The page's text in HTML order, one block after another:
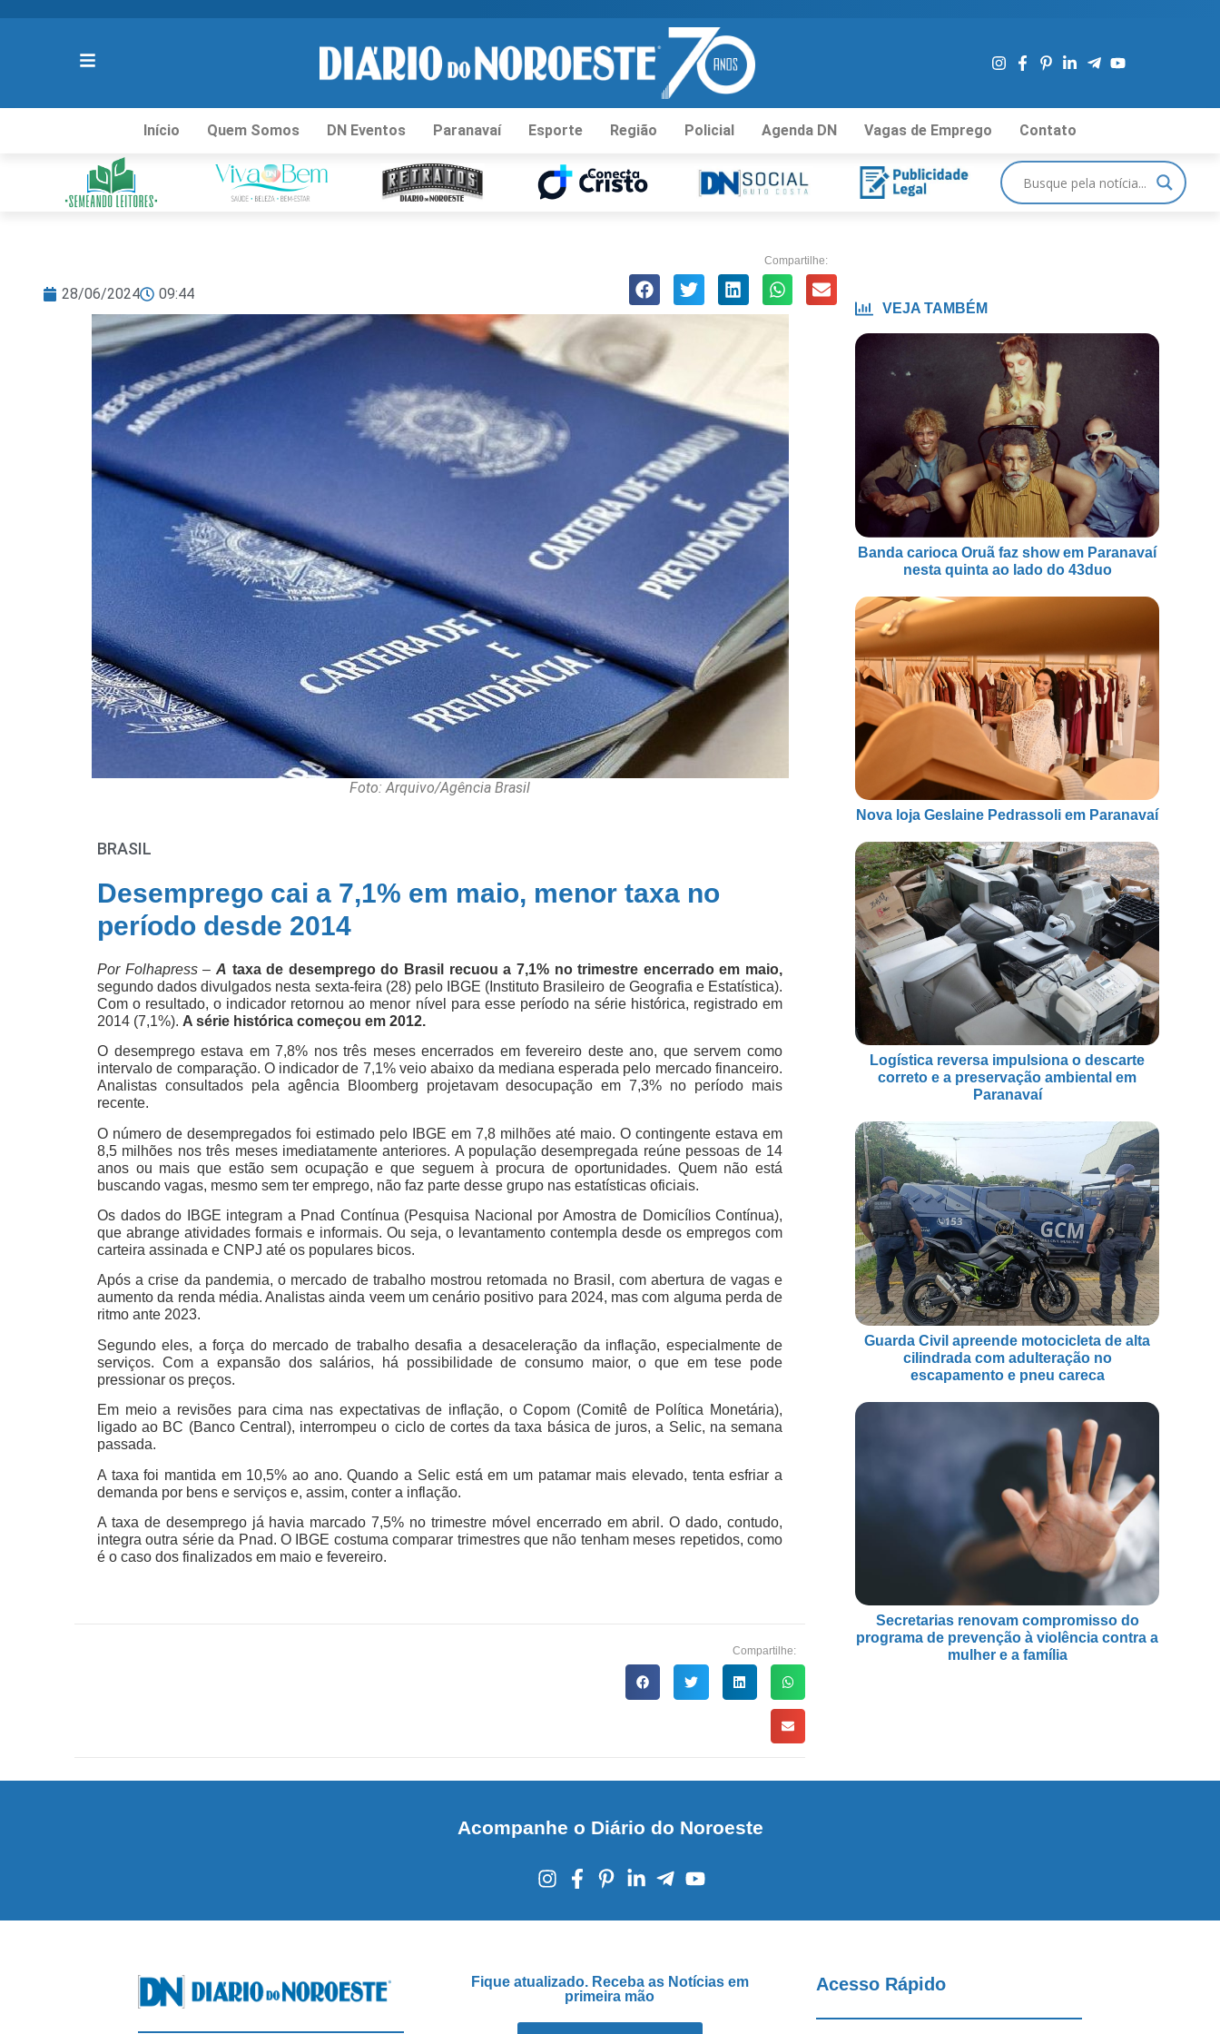
Início Quem Somos DN Eventos Paranavaí Esporte Região Policial Agenda DN Vagas de Emprego Contato
28/06/2024 09:44
Compartilhe:
Foto: Arquivo/Agência Brasil
BRASIL
Desemprego cai a 7,1% em maio, menor taxa no
período desde 2014
Por Folhapress – A taxa de desemprego do Brasil recuou a 7,1% no trimestre encerrado em maio,
segundo dados divulgados nesta sexta-feira (28) pelo IBGE (Instituto Brasileiro de Geografia e Estatística).
Com o resultado, o indicador retornou ao menor nível para esse período na série histórica, registrado em
2014 (7,1%). A série histórica começou em 2012.
O desemprego estava em 7,8% nos três meses encerrados em fevereiro deste ano, que servem como
intervalo de comparação. O indicador de 7,1% veio abaixo da mediana esperada pelo mercado financeiro.
Analistas consultados pela agência Bloomberg projetavam desocupação em 7,3% no período mais
recente.
O número de desempregados foi estimado pelo IBGE em 7,8 milhões até maio. O contingente estava em
8,5 milhões nos três meses imediatamente anteriores. A população desempregada reúne pessoas de 14
anos ou mais que estão sem ocupação e que seguem à procura de oportunidades. Quem não está
buscando vagas, mesmo sem ter emprego, não faz parte desse grupo nas estatísticas oficiais.
Os dados do IBGE integram a Pnad Contínua (Pesquisa Nacional por Amostra de Domicílios Contínua),
que abrange atividades formais e informais. Ou seja, o levantamento contempla desde os empregos com
carteira assinada e CNPJ até os populares bicos.
Após a crise da pandemia, o mercado de trabalho mostrou retomada no Brasil, com abertura de vagas e
aumento da renda média. Analistas ainda veem um cenário positivo para 2024, mas com alguma perda de
ritmo ante 2023.
Segundo eles, a força do mercado de trabalho desafia a desaceleração da inflação, especialmente de
serviços. Com a expansão dos salários, há possibilidade de consumo maior, o que em tese pode
pressionar os preços.
Em meio a revisões para cima nas expectativas de inflação, o Copom (Comitê de Política Monetária),
ligado ao BC (Banco Central), interrompeu o ciclo de cortes da taxa básica de juros, a Selic, na semana
passada.
A taxa foi mantida em 10,5% ao ano. Quando a Selic está em um patamar mais elevado, tenta esfriar a
demanda por bens e serviços e, assim, conter a inflação.
A taxa de desemprego já havia marcado 7,5% no trimestre móvel encerrado em abril. O dado, contudo,
integra outra série da Pnad. O IBGE costuma comparar trimestres que não tenham meses repetidos, como
é o caso dos finalizados em maio e fevereiro.
Compartilhe:
VEJA TAMBÉM
Banda carioca Oruã faz show em Paranavaí
nesta quinta ao lado do 43duo
Nova loja Geslaine Pedrassoli em Paranavaí
Logística reversa impulsiona o descarte
correto e a preservação ambiental em
Paranavaí
Guarda Civil apreende motocicleta de alta
cilindrada com adulteração no
escapamento e pneu careca
Secretarias renovam compromisso do
programa de prevenção à violência contra a
mulher e a família
Acompanhe o Diário do Noroeste
Fique atualizado. Receba as Notícias em
primeira mão
Acesso Rápido